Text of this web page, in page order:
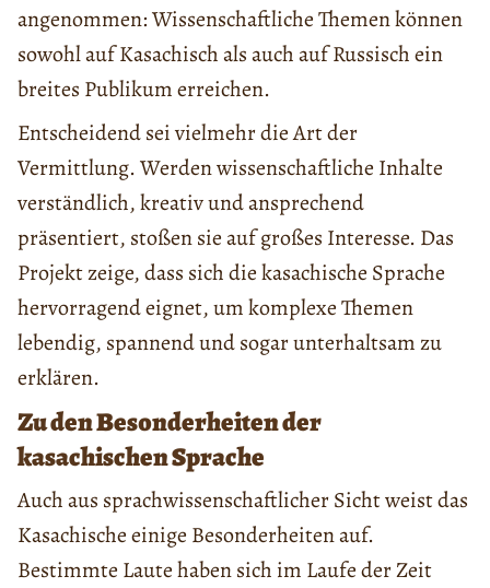
angenommen: Wissenschaftliche Themen können
sowohl auf Kasachisch als auch auf Russisch ein
breites Publikum erreichen.
Entscheidend sei vielmehr die Art der
Vermittlung. Werden wissenschaftliche Inhalte
verständlich, kreativ und ansprechend
präsentiert, stoßen sie auf großes Interesse. Das
Projekt zeige, dass sich die kasachische Sprache
hervorragend eignet, um komplexe Themen
lebendig, spannend und sogar unterhaltsam zu
erklären.
Zu den Besonderheiten der
kasachischen Sprache
Auch aus sprachwissenschaftlicher Sicht weist das
Kasachische einige Besonderheiten auf.
Bestimmte Laute haben sich im Laufe der Zeit